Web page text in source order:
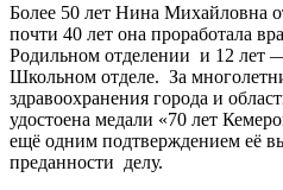
Более 50 лет Нина Михайловна
почти 40 лет она проработала
Родильном отделении и 12 лет
Школьном отделе. За
здравоохранения города и
удостоена медали «70 лет
ещё одним подтверждением её
преданности делу.